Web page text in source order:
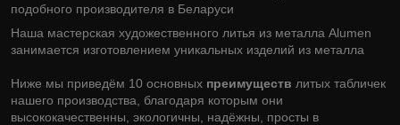
подобного производителя в Беларуси
Наша мастерская художественного литья из металла Alumen
занимается изготовлением уникальных изделий из металла
Ниже мы приведём 10 основных преимуществ литых табличек
нашего производства, благодаря которым они
высококачественны, экологичны, надёжны, просты в